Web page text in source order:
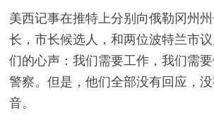
美西记事在推特上分别向俄勒冈州
长，市长候选人，和两位波特兰市
们的心声：我们需要工作，我们需
警察。但是，他们全部没有回应，
音。